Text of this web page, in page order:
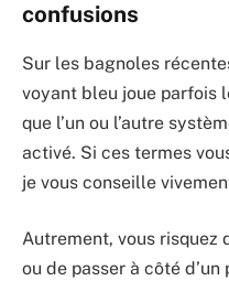
confusions
Sur les bagnoles
voyant bleu joue parfois
que l’un ou l’autre
activé. Si ces termes
je vous conseille
Autrement, vous risquez
ou de passer à côté